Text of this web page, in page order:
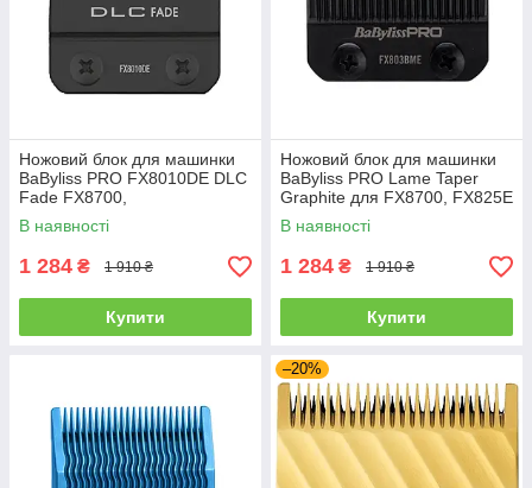
Ножовий блок для машинки
BaByliss PRO FX8010DE DLC
Fade FX8700,
FX825E(FX8010DE)
В наявності
1 284 ₴ 1 910 ₴
Купити
Ножовий блок для машинки
BaByliss PRO Lame Taper
Graphite для FX8700, FX825E
(FX803BME)
В наявності
1 284 ₴ 1 910 ₴
Купити
–20%